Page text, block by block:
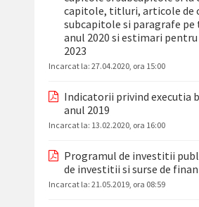
capitole, titluri, articole de
subcapitole si paragrafe
anul 2020 si estimari pentru
2023
Incarcat la: 27.04.2020, ora 15:00
Indicatorii privind executia
anul 2019
Incarcat la: 13.02.2020, ora 16:00
Programul de investitii
de investitii si surse de
Incarcat la: 21.05.2019, ora 08:59